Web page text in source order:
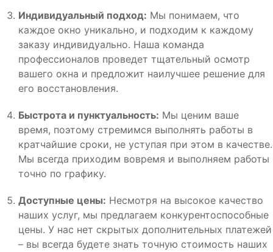
Индивидуальный подход: Мы понимаем, что
каждое окно уникально, и подходим к каждому
заказу индивидуально. Наша команда
профессионалов проведет тщательный осмотр
вашего окна и предложит наилучшее решение для
его восстановления.
Быстрота и пунктуальность: Мы ценим ваше
время, поэтому стремимся выполнять работы в
кратчайшие сроки, не уступая при этом в качестве.
Мы всегда приходим вовремя и выполняем работы
точно по графику.
Доступные цены: Несмотря на высокое качество
наших услуг, мы предлагаем конкурентоспособные
цены. У нас нет скрытых дополнительных платежей
– вы всегда будете знать точную стоимость наших